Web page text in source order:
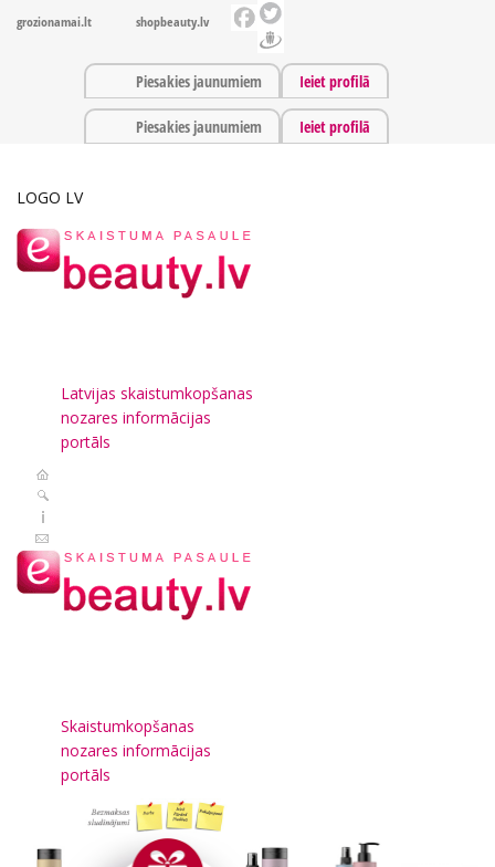
grozionamai.lt shopbeauty.lv
Piesakies jaunumiem Ieiet profilā
Piesakies jaunumiem Ieiet profilā
LOGO LV
Latvijas skaistumkopšanas
nozares informācijas
portāls
Skaistumkopšanas
nozares informācijas
portāls